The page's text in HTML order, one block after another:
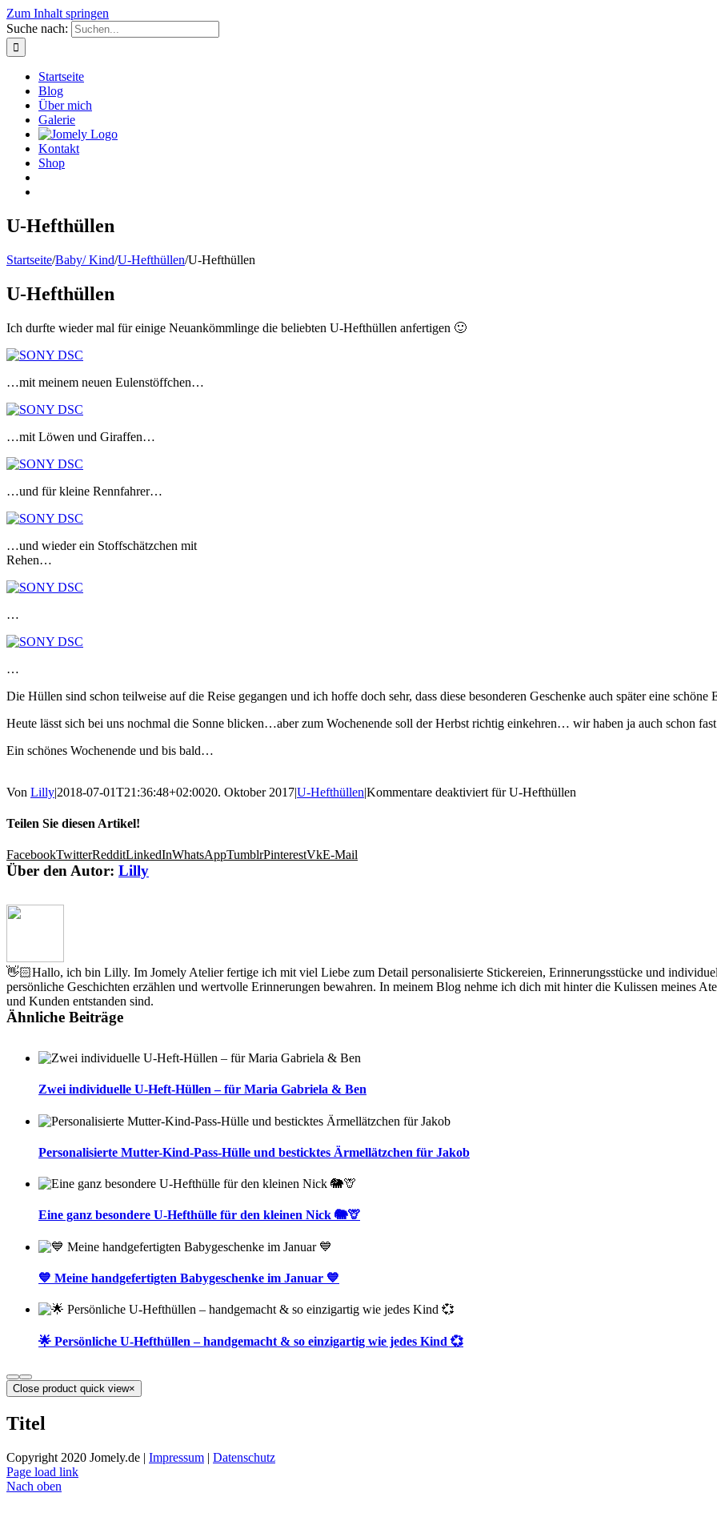
Zum Inhalt springen
Suche nach:
Startseite
Blog
Über mich
Galerie
Kontakt
Shop
U-Hefthüllen
Startseite/Baby/ Kind/U-Hefthüllen/U-Hefthüllen
U-Hefthüllen
Ich durfte wieder mal für einige Neuankömmlinge die beliebten U-Hefthüllen anfertigen 🙂
…mit meinem neuen Eulenstöffchen…
…mit Löwen und Giraffen…
…und für kleine Rennfahrer…
…und wieder ein Stoffschätzchen mit
Rehen…
…
…
Die Hüllen sind schon teilweise auf die Reise gegangen und ich hoffe doch sehr, dass diese besonderen Geschenke auch später eine
Heute lässt sich bei uns nochmal die Sonne blicken…aber zum Wochenende soll der Herbst richtig einkehren… wir haben ja auch schon
Ein schönes Wochenende und bis bald…
Von Lilly|2018-07-01T21:36:48+02:0020. Oktober 2017|U-Hefthüllen|Kommentare deaktiviert für U-Hefthüllen
Teilen Sie diesen Artikel!
FacebookTwitterRedditLinkedInWhatsAppTumblrPinterestVkE-Mail
Über den Autor: Lilly
👋🏻Hallo, ich bin Lilly. Im Jomely Atelier fertige ich mit viel Liebe zum Detail personalisierte Stickereien, Erinnerungsstücke und
persönliche Geschichten erzählen und wertvolle Erinnerungen bewahren. In meinem Blog nehme ich dich mit hinter die Kulissen meines
und Kunden entstanden sind.
Ähnliche Beiträge
Zwei individuelle U-Heft-Hüllen – für Maria Gabriela & Ben
Personalisierte Mutter-Kind-Pass-Hülle und besticktes Ärmellätzchen für Jakob
Eine ganz besondere U-Hefthülle für den kleinen Nick 🐘🦒
💙 Meine handgefertigten Babygeschenke im Januar 💙
🌟 Persönliche U-Hefthüllen – handgemacht & so einzigartig wie jedes Kind 💞
Close product quick view×
Titel
Copyright 2020 Jomely.de | Impressum | Datenschutz
Page load link
Nach oben